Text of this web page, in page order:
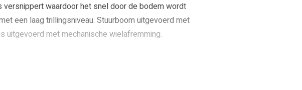
waardoor het snel door de bodem wordt
een laag trillingsniveau. Stuurboom uitgevoerd met
uitgevoerd met mechanische wielafremming.